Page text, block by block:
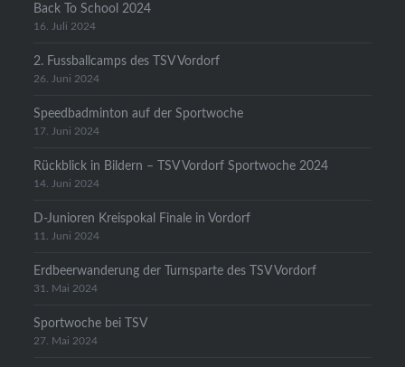
Back To School 2024
16. Juli 2024
2. Fussballcamps des TSV Vordorf
26. Juni 2024
Speedbadminton auf der Sportwoche
17. Juni 2024
Rückblick in Bildern – TSV Vordorf Sportwoche 2024
14. Juni 2024
D-Junioren Kreispokal Finale in Vordorf
11. Juni 2024
Erdbeerwanderung der Turnsparte des TSV Vordorf
31. Mai 2024
Sportwoche bei TSV
27. Mai 2024